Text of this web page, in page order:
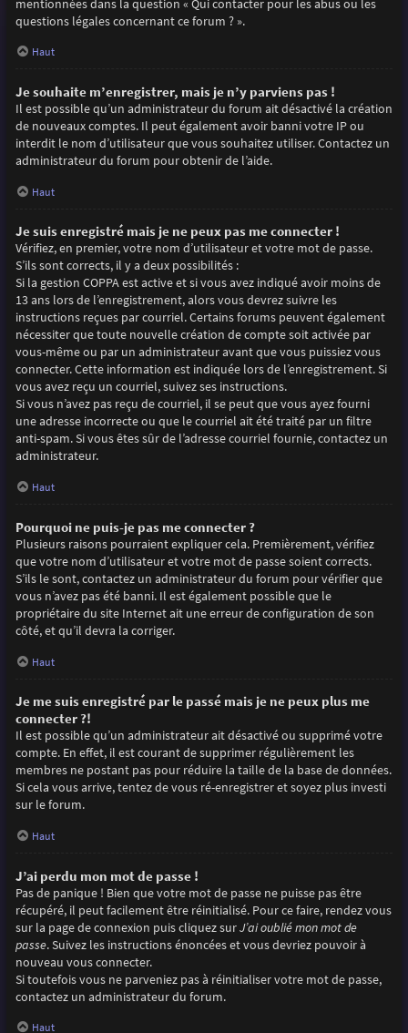
questions légales concernant ce forum ? ».
Haut
Je souhaite m’enregistrer, mais je n’y parviens pas !
Il est possible qu’un administrateur du forum ait désactivé la création
de nouveaux comptes. Il peut également avoir banni votre IP ou
interdit le nom d’utilisateur que vous souhaitez utiliser. Contactez un
administrateur du forum pour obtenir de l’aide.
Haut
Je suis enregistré mais je ne peux pas me connecter !
Vérifiez, en premier, votre nom d’utilisateur et votre mot de passe.
S’ils sont corrects, il y a deux possibilités :
Si la gestion COPPA est active et si vous avez indiqué avoir moins de
13 ans lors de l’enregistrement, alors vous devrez suivre les
instructions reçues par courriel. Certains forums peuvent également
nécessiter que toute nouvelle création de compte soit activée par
vous-même ou par un administrateur avant que vous puissiez vous
connecter. Cette information est indiquée lors de l’enregistrement. Si
vous avez reçu un courriel, suivez ses instructions.
Si vous n’avez pas reçu de courriel, il se peut que vous ayez fourni
une adresse incorrecte ou que le courriel ait été traité par un filtre
anti-spam. Si vous êtes sûr de l’adresse courriel fournie, contactez un
administrateur.
Haut
Pourquoi ne puis-je pas me connecter ?
Plusieurs raisons pourraient expliquer cela. Premièrement, vérifiez
que votre nom d’utilisateur et votre mot de passe soient corrects.
S’ils le sont, contactez un administrateur du forum pour vérifier que
vous n’avez pas été banni. Il est également possible que le
propriétaire du site Internet ait une erreur de configuration de son
côté, et qu’il devra la corriger.
Haut
Je me suis enregistré par le passé mais je ne peux plus me
connecter ?!
Il est possible qu’un administrateur ait désactivé ou supprimé votre
compte. En effet, il est courant de supprimer régulièrement les
membres ne postant pas pour réduire la taille de la base de données.
Si cela vous arrive, tentez de vous ré-enregistrer et soyez plus investi
sur le forum.
Haut
J’ai perdu mon mot de passe !
Pas de panique ! Bien que votre mot de passe ne puisse pas être
récupéré, il peut facilement être réinitialisé. Pour ce faire, rendez vous
sur la page de connexion puis cliquez surJ’ai oublié mon mot de
passe. Suivez les instructions énoncées et vous devriez pouvoir à
nouveau vous connecter.
Si toutefois vous ne parveniez pas à réinitialiser votre mot de passe,
contactez un administrateur du forum.
Haut